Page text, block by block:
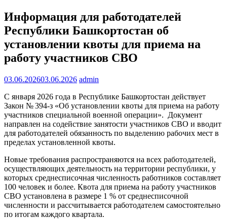
Информация для работодателей
Республики Башкортостан об
установлении квоты для приема на
работу участников СВО
03.06.202603.06.2026 admin
С января 2026 года в Республике Башкортостан действует
Закон № 394-з «Об установлении квоты для приема на работу
участников специальной военной операции». Документ
направлен на содействие занятости участников СВО и вводит
для работодателей обязанность по выделению рабочих мест в
пределах установленной квоты.
Новые требования распространяются на всех работодателей,
осуществляющих деятельность на территории республики, у
которых среднесписочная численность работников составляет
100 человек и более. Квота для приема на работу участников
СВО установлена в размере 1 % от среднесписочной
численности и рассчитывается работодателем самостоятельно
по итогам каждого квартала.